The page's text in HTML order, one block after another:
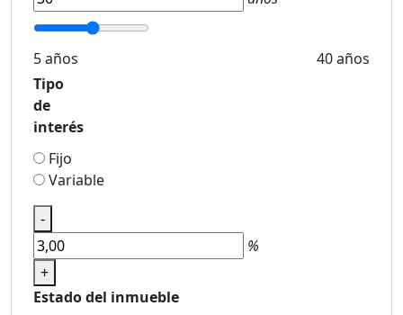
5 años
40 años
Tipo
de
interés
Fijo
Variable
-
%
+
Estado del inmueble